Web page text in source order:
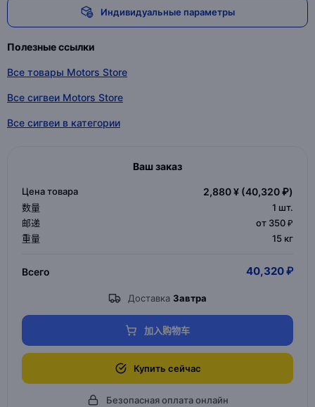
Индивидуальные параметры
Полезные ссылки
Все товары Motors Store
Все сигвеи Motors Store
Все сигвеи в категории
Ваш заказ
Цена товара 2,880 ¥ (40,320 ₽)
数量 1 шт.
邮递
от 350 ₽
重量
15 кг
Всего 40,320 ₽
Доставка Завтра
加入购物车
Купить сейчас
Безопасная оплата онлайн